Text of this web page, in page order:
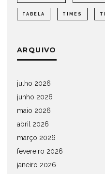
TABELA TIMES
ARQUIVO
julho 2026
junho 2026
maio 2026
abril 2026
março 2026
fevereiro 2026
janeiro 2026